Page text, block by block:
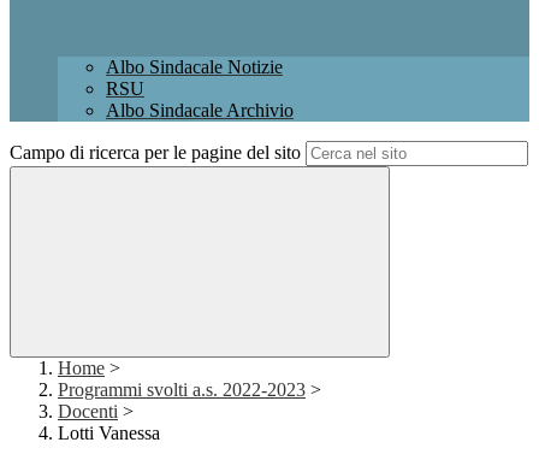
Albo Sindacale Notizie
RSU
Albo Sindacale Archivio
Campo di ricerca per le pagine del sito
Home >
Programmi svolti a.s. 2022-2023 >
Docenti >
Lotti Vanessa